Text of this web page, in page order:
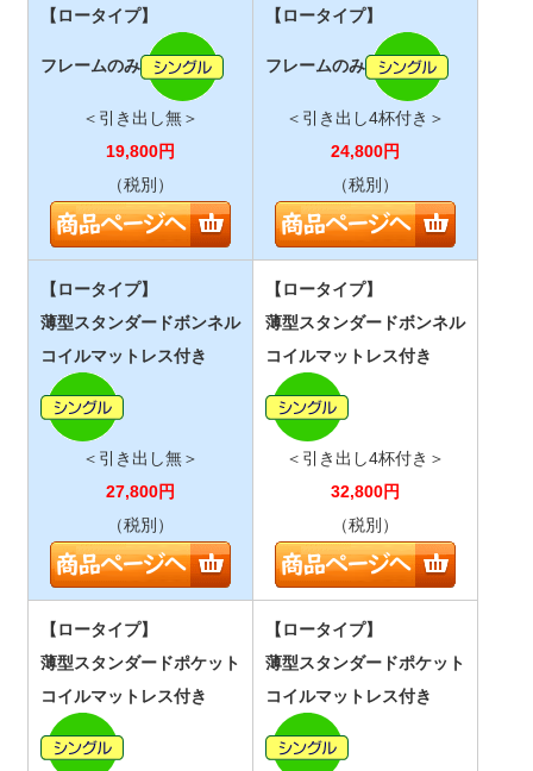
【ロータイプ】
フレームのみ
＜引き出し無＞
19,800円
（税別）
【ロータイプ】
フレームのみ
＜引き出し4杯付き＞
24,800円
（税別）
【ロータイプ】
薄型スタンダードボンネル
コイルマットレス付き
＜引き出し無＞
27,800円
（税別）
【ロータイプ】
薄型スタンダードボンネル
コイルマットレス付き
＜引き出し4杯付き＞
32,800円
（税別）
【ロータイプ】
薄型スタンダードポケット
コイルマットレス付き
【ロータイプ】
薄型スタンダードポケット
コイルマットレス付き